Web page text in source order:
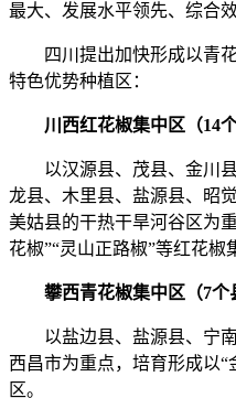
最大、发展水平领先、综合
四川提出加快形成以青花
特色优势种植区：
川西红花椒集中区（14个
以汉源县、茂县、金川县
龙县、木里县、盐源县、昭
美姑县的干热干旱河谷区为
花椒”“灵山正路椒”等红花椒
攀西青花椒集中区（7个
以盐边县、盐源县、宁南
西昌市为重点，培育形成以
区。